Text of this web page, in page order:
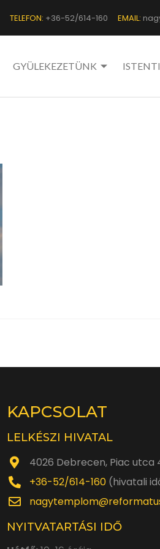
TELEFON: +36-52/614-160 EMAIL:
GYÜLEKEZETÜNK
KAPCSOLAT
LELKÉSZI HIVATAL
4026 Debrecen, Piac utca
+36-52/614-160 (hivatali
NYITVATARTÁSI IDŐ